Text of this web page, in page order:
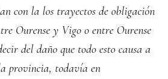
con la los trayectos de obligación
Ourense y Vigo o entre Ourense
del daño que todo esto causa a
provincia, todavía en